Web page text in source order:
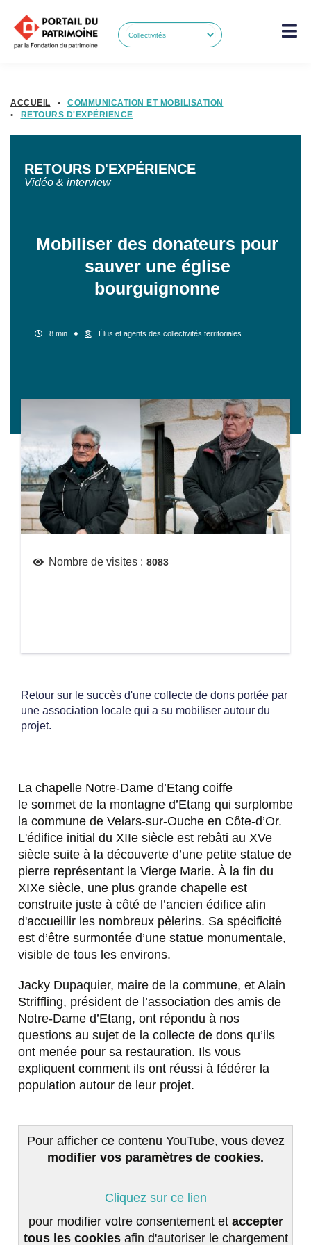
ACCUEIL •
COMMUNICATION ET MOBILISATION
•
RETOURS D'EXPÉRIENCE
RETOURS D'EXPÉRIENCE
Vidéo & interview
Mobiliser des donateurs pour
sauver une église
bourguignonne
8 min Élus et agents des collectivités territoriales
Nombre de visites : 8083
Retour sur le succès d'une collecte de dons portée par
une association locale qui a su mobiliser autour du
projet.
La chapelle Notre-Dame d’Etang coiffe
le sommet de la montagne d’Etang qui surplombe
la commune de Velars-sur-Ouche en Côte-d’Or.
L'édifice initial du XIIe siècle est rebâti au XVe
siècle suite à la découverte d’une petite statue de
pierre représentant la Vierge Marie. À la fin du
XIXe siècle, une plus grande chapelle est
construite juste à côté de l’ancien édifice afin
d'accueillir les nombreux pèlerins. Sa spécificité
est d’être surmontée d’une statue monumentale,
visible de tous les environs.
Jacky Dupaquier, maire de la commune, et Alain
Striffling, président de l’association des amis de
Notre-Dame d’Etang, ont répondu à nos
questions au sujet de la collecte de dons qu’ils
ont menée pour sa restauration. Ils vous
expliquent comment ils ont réussi à fédérer la
population autour de leur projet.
Pour afficher ce contenu YouTube, vous devez
modifier vos paramètres de cookies.
Cliquez sur ce lien
pour modifier votre consentement et accepter
tous les cookies afin d'autoriser le chargement